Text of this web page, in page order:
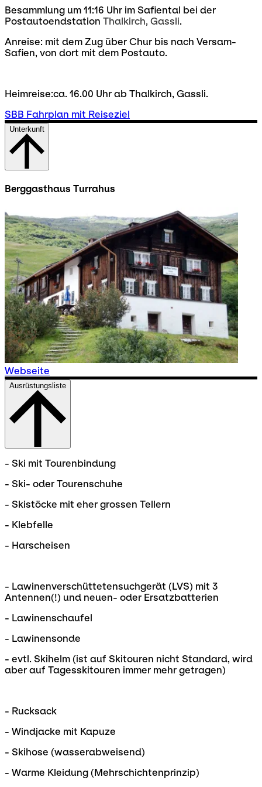
Besammlung um 11:16 Uhr im Safiental bei der
Postautoendstation Thalkirch, Gassli.
Anreise: mit dem Zug über Chur bis nach Versam-
Safien, von dort mit dem Postauto.
Heimreise:ca. 16.00 Uhr ab Thalkirch, Gassli.
SBB Fahrplan mit Reiseziel
Unterkunft
Berggasthaus Turrahus
Webseite
Ausrüstungsliste
- Ski mit Tourenbindung
- Ski- oder Tourenschuhe
- Skistöcke mit eher grossen Tellern
- Klebfelle
- Harscheisen
- Lawinenverschüttetensuchgerät (LVS) mit 3
Antennen(!) und neuen- oder Ersatzbatterien
- Lawinenschaufel
- Lawinensonde
- evtl. Skihelm (ist auf Skitouren nicht Standard, wird
aber auf Tagesskitouren immer mehr getragen)
- Rucksack
- Windjacke mit Kapuze
- Skihose (wasserabweisend)
- Warme Kleidung (Mehrschichtenprinzip)